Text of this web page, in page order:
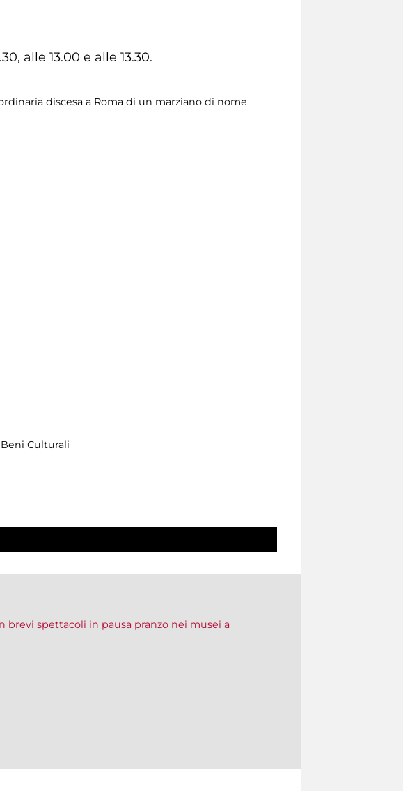
alle 13.00 e alle 13.30.
discesa a Roma di un marziano di nome
Culturali
brevi spettacoli in pausa pranzo nei musei a